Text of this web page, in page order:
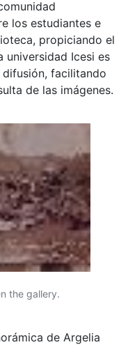
los estudiantes e
propiciando el
universidad Icesi es
facilitando
de las imágenes.
the gallery.
de Argelia